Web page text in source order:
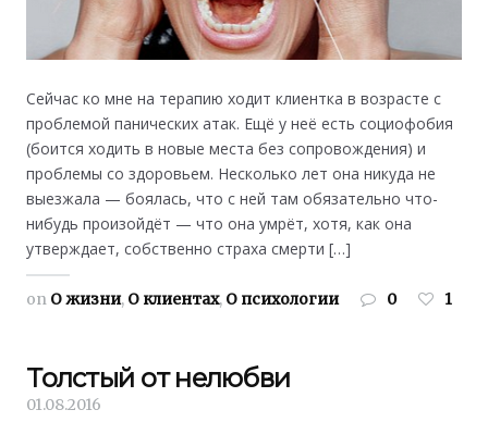
Сейчас ко мне на терапию ходит клиентка в возрасте с
проблемой панических атак. Ещё у неё есть социофобия
(боится ходить в новые места без сопровождения) и
проблемы со здоровьем. Несколько лет она никуда не
выезжала — боялась, что с ней там обязательно что-
нибудь произойдёт — что она умрёт, хотя, как она
утверждает, собственно страха смерти […]
on О жизни, О клиентах, О психологии 0 1
Толстый от нелюбви
01.08.2016